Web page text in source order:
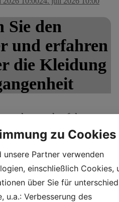
Sie den
und erfahren
die Kleidung
und erfahren
der
zu Cookies
unsere Partner verwenden
einschließlich Cookies,
über Sie für
u.a.: Verbesserung des